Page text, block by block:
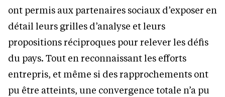
ont permis aux partenaires sociaux d’exposer en
détail leurs grilles d’analyse et leurs
propositions réciproques pour relever les défis
du pays. Tout en reconnaissant les efforts
entrepris, et même si des rapprochements ont
pu être atteints, une convergence totale n’a pu